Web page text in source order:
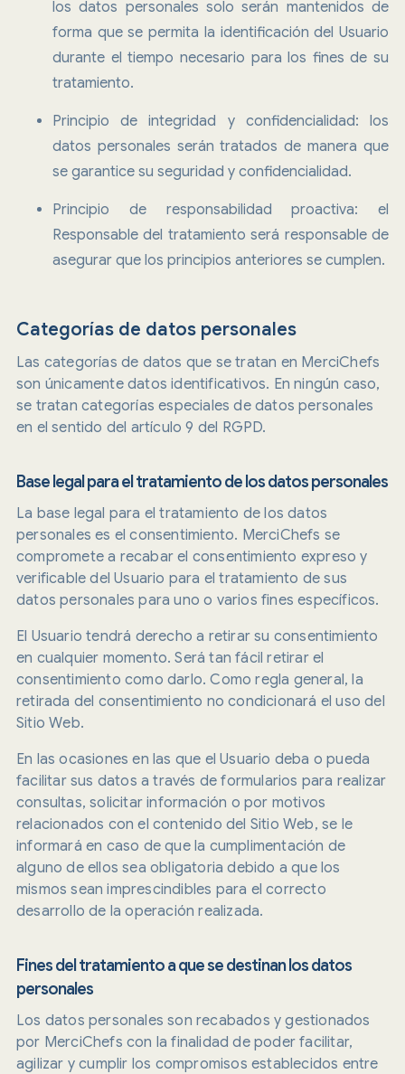
los datos personales solo serán mantenidos de
forma que se permita la identificación del Usuario
durante el tiempo necesario para los fines de su
tratamiento.
Principio de integridad y confidencialidad: los
datos personales serán tratados de manera que
se garantice su seguridad y confidencialidad.
Principio de responsabilidad proactiva: el
Responsable del tratamiento será responsable de
asegurar que los principios anteriores se cumplen.
Categorías de datos personales
Las categorías de datos que se tratan en MerciChefs
son únicamente datos identificativos. En ningún caso,
se tratan categorías especiales de datos personales
en el sentido del artículo 9 del RGPD.
Base legal para el tratamiento de los datos personales
La base legal para el tratamiento de los datos
personales es el consentimiento. MerciChefs se
compromete a recabar el consentimiento expreso y
verificable del Usuario para el tratamiento de sus
datos personales para uno o varios fines específicos.
El Usuario tendrá derecho a retirar su consentimiento
en cualquier momento. Será tan fácil retirar el
consentimiento como darlo. Como regla general, la
retirada del consentimiento no condicionará el uso del
Sitio Web.
En las ocasiones en las que el Usuario deba o pueda
facilitar sus datos a través de formularios para realizar
consultas, solicitar información o por motivos
relacionados con el contenido del Sitio Web, se le
informará en caso de que la cumplimentación de
alguno de ellos sea obligatoria debido a que los
mismos sean imprescindibles para el correcto
desarrollo de la operación realizada.
Fines del tratamiento a que se destinan los datos
personales
Los datos personales son recabados y gestionados
por MerciChefs con la finalidad de poder facilitar,
agilizar y cumplir los compromisos establecidos entre